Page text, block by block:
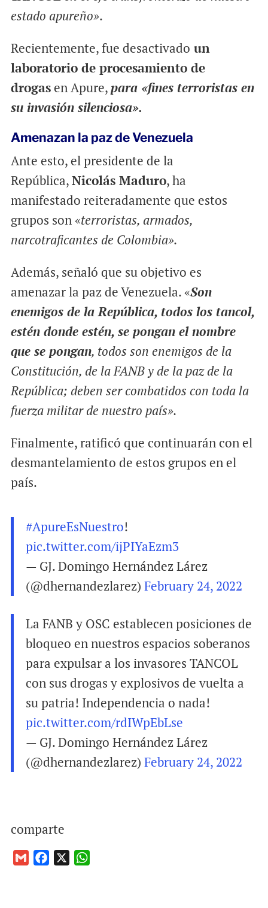
estado apureño».
Recientemente, fue desactivado un
laboratorio de procesamiento de
drogasen Apure,para «fines terroristas en
su invasión silenciosa».
Amenazan la paz de Venezuela
Ante esto, el presidente de la
República,Nicolás Maduro, ha
manifestado reiteradamente que estos
grupos son «terroristas, armados,
narcotraficantes de Colombia».
Además, señaló que su objetivo es
amenazar la paz de Venezuela. «Son
enemigos de la República, todos los tancol,
estén donde estén, se pongan el nombre
que se pongan, todos son enemigos de la
Constitución, de la FANB y de la paz de la
República; deben ser combatidos con toda la
fuerza militar de nuestro país».
Finalmente, ratificó que continuarán con el
desmantelamiento de estos grupos en el
país.
#ApureEsNuestro!
pic.twitter.com/ijPIYaEzm3
— GJ. Domingo Hernández Lárez
(@dhernandezlarez) February 24, 2022
La FANB y OSC establecen posiciones de
bloqueo en nuestros espacios soberanos
para expulsar a los invasores TANCOL
con sus drogas y explosivos de vuelta a
su patria! Independencia o nada!
pic.twitter.com/rdIWpEbLse
— GJ. Domingo Hernández Lárez
(@dhernandezlarez) February 24, 2022
comparte